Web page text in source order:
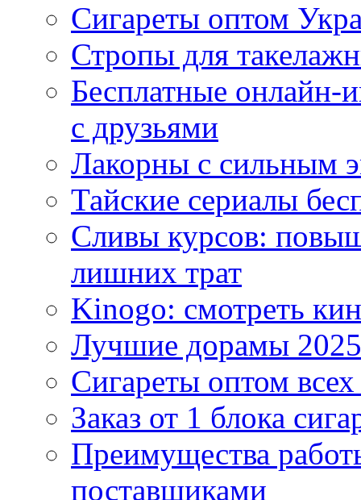
Сигареты оптом
Стропы для
Бесплатные
с друзьями
Лакорны с сильным
Тайские сериалы
Сливы курсов:
лишних трат
Kinogo: смотреть
Лучшие дорамы
Сигареты оптом
Заказ от 1 блока
Преимущества
поставщиками